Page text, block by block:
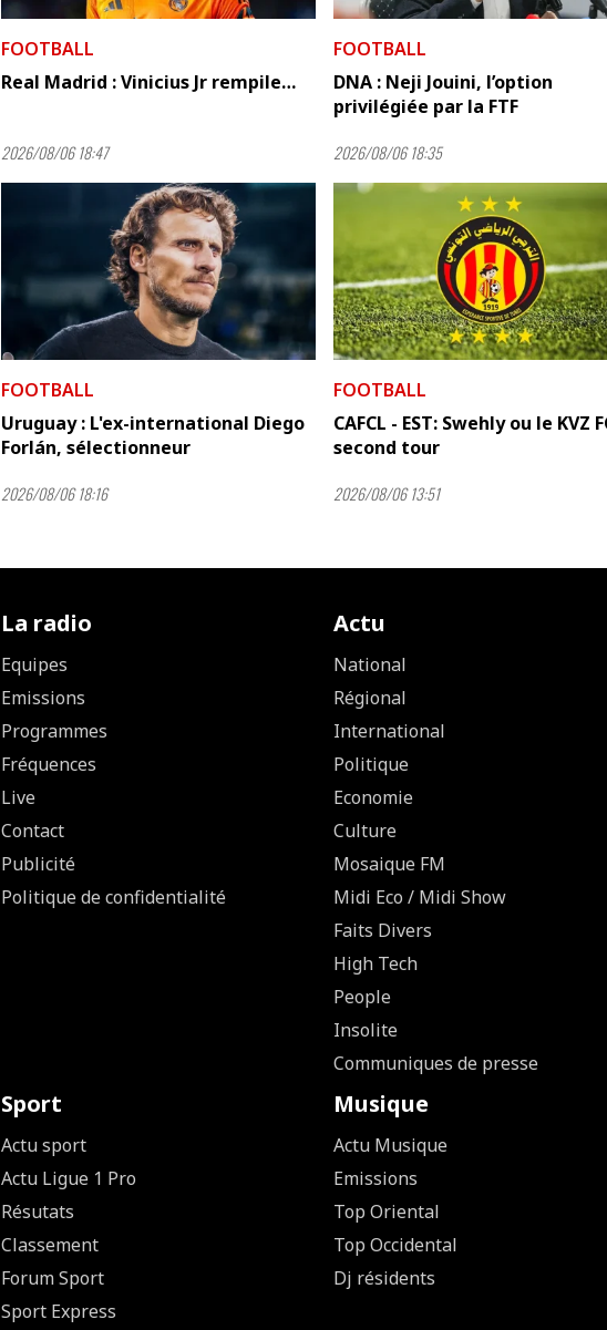
FOOTBALL
Real Madrid : Vinicius Jr rempile…
2026/08/06 18:47
FOOTBALL
DNA : Neji Jouini, l’option
privilégiée par la FTF
2026/08/06 18:35
FOOTBALL
Uruguay : L'ex-international Diego
Forlán, sélectionneur
2026/08/06 18:16
FOOTBALL
CAFCL - EST: Swehly ou le KVZ
second tour
2026/08/06 13:51
La radio
Equipes
Emissions
Programmes
Fréquences
Live
Contact
Publicité
Politique de confidentialité
Actu
National
Régional
International
Politique
Economie
Culture
Mosaique FM
Midi Eco / Midi Show
Faits Divers
High Tech
People
Insolite
Communiques de presse
Sport
Actu sport
Actu Ligue 1 Pro
Résutats
Classement
Forum Sport
Sport Express
Musique
Actu Musique
Emissions
Top Oriental
Top Occidental
Dj résidents